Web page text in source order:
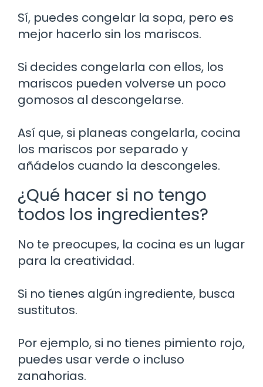
Sí, puedes congelar la sopa, pero es
mejor hacerlo sin los mariscos.
Si decides congelarla con ellos, los
mariscos pueden volverse un poco
gomosos al descongelarse.
Así que, si planeas congelarla, cocina
los mariscos por separado y
añádelos cuando la descongeles.
¿Qué hacer si no tengo
todos los ingredientes?
No te preocupes, la cocina es un lugar
para la creatividad.
Si no tienes algún ingrediente, busca
sustitutos.
Por ejemplo, si no tienes pimiento rojo,
puedes usar verde o incluso
zanahorias.